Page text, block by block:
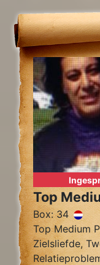
Top
Box: 34
Top Medium
Zielsliefde,